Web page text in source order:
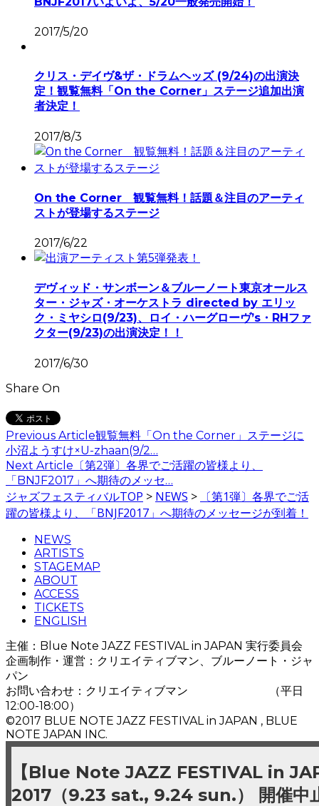
2017/5/20
クリス・デイヴ&ザ・ドラムヘッズ (9/24)の出演決
定！観覧無料「On the Corner」ステージ追加出演
者決定！
2017/8/3
On the Corner 観覧無料！話題＆注目のアーティ
ストが登場するステージ
2017/6/22
デヴィッド・サンボーン＆ブルーノート東京オールス
ター・ジャズ・オーケストラ directed by エリッ
ク・ミヤシロ(9/23)、ロイ・ハーグローヴ’s・RHファ
クター(9/23)の出演決定！！
2017/6/30
Share On
Previous Article観覧無料「On the Corner」ステージに
小沼ようすけ×U-zhaan(9/2…
Next Article 〔第2弾〕各界でご活躍の皆様より、
「BNJF2017」へ期待のメッセ…
ジャズフェスティバルTOP > NEWS >
〔第1弾〕各界でご活
躍の皆様より、「BNJF2017」へ期待のメッセージが到着！
NEWS
ARTISTS
STAGEMAP
ABOUT
ACCESS
TICKETS
ENGLISH
主催：Blue Note JAZZ FESTIVAL in JAPAN 実行委員会
企画制作・運営：クリエイティブマン、ブルーノート・ジャ
パン
お問い合わせ：クリエイティブマン
（平日
12:00-18:00）
©2017 BLUE NOTE JAZZ FESTIVAL in JAPAN , BLUE
NOTE JAPAN INC.
【Blue Note JAZZ FESTIVAL in
2017（9.23 sat., 9.24 sun.） 開催中